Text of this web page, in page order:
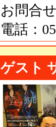
お問合
電話：
ゲスト